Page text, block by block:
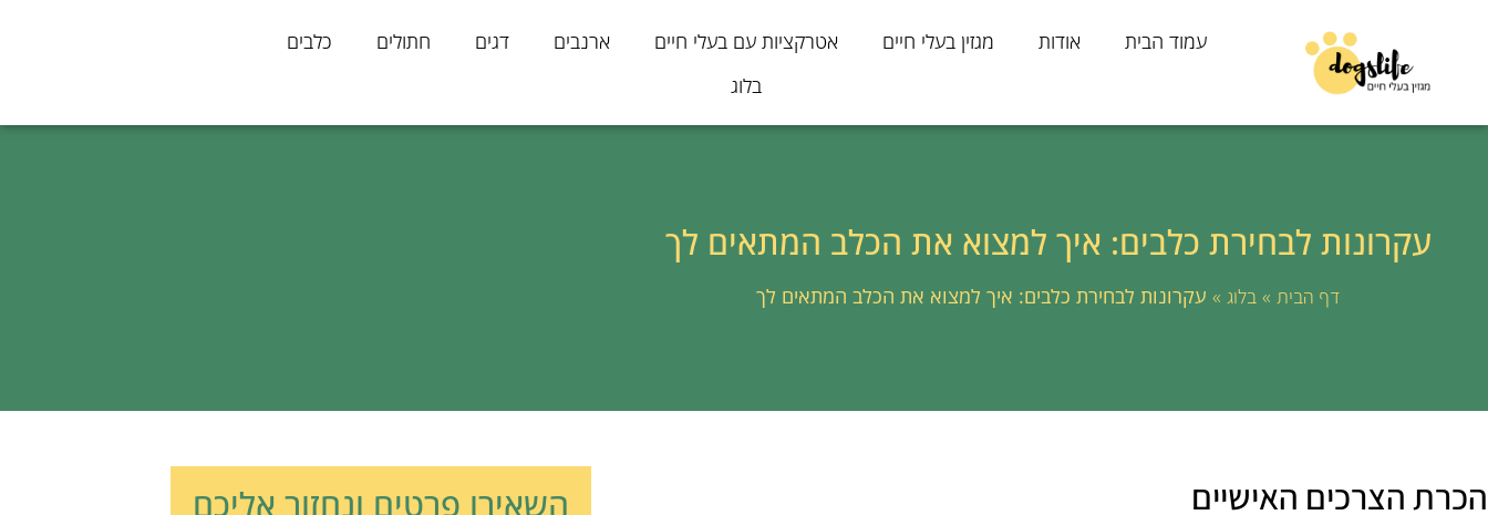
עמוד הבית אודות מגזין בעלי חיים אטרקציות עם בעלי חיים ארנבים דגים חתולים
כלבים
בלוג
עקרונות לבחירת כלבים: איך למצוא את הכלב המתאים לך
דף הבית »בלוג » עקרונות לבחירת כלבים: איך למצוא את הכלב המתאים לך
הכרת הצרכים האישיים השאירו פרטים ונחזור אליכם